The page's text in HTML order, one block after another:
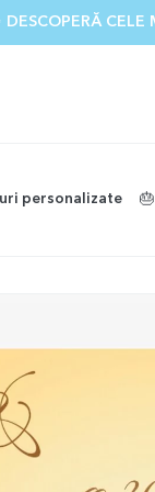
PÂNĂ LA -40%
personalizate